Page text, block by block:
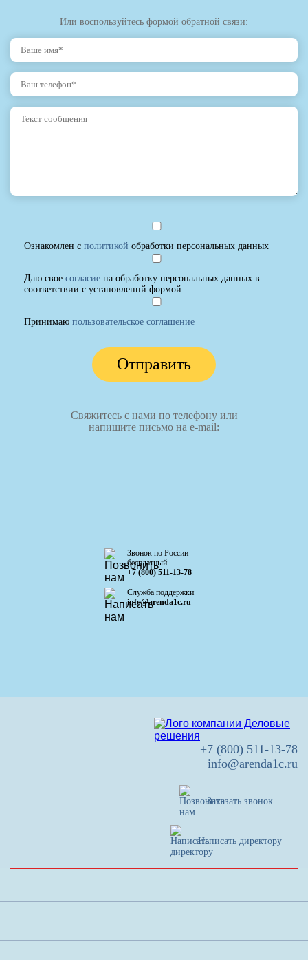
Свяжитесь с нами по телефону или
напишите письмо на e-mail:
Звонок по России
бесплатный
+7 (800) 511-13-78
Служба поддержки
info@arenda1c.ru
Или воспользуйтесь формой обратной связи:
Ознакомлен с политикой обработки персональных данных
Даю свое согласие на обработку персональных данных в
соответствии с установленнй формой
Принимаю пользовательское соглашение
Отправить
+7 (800) 511-13-78
info@arenda1c.ru
Заказать звонок
Написать директору